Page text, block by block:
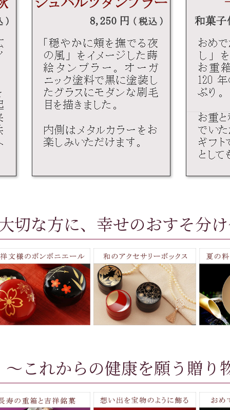
切な方に、幸せのおすそ分
～これからの健康を願う贈り